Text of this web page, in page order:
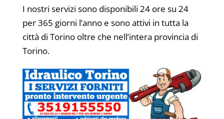
I nostri servizi sono disponibili 24 ore su 24
per 365 giorni l’anno e sono attivi in tutta la
città di Torino oltre che nell’intera provincia di
Torino.